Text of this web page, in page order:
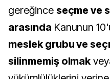
gereğince seçme ve
arasında Kanunun
meslek grubu ve
silinmemiş olmak